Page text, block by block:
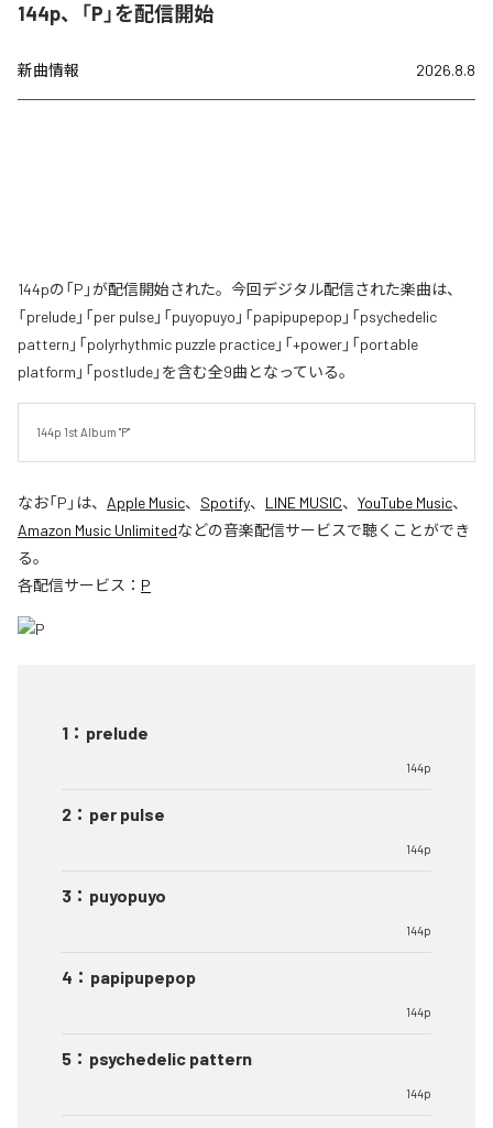
144p、「P」を配信開始
新曲情報 2026.8.8
144pの「P」が配信開始された。今回デジタル配信された楽曲は、
「prelude」「per pulse」「puyopuyo」「papipupepop」「psychedelic
pattern」「polyrhythmic puzzle practice」「+power」「portable
platform」「postlude」を含む全9曲となっている。
144p 1st Album "P"
なお「P 」は、 Apple Music、 Spotify、 LINE MUSIC、 YouTube Music、
Amazon Music Unlimitedなどの音楽配信サービスで聴くことができ
る。
各配信サービス： P
1 ： prelude
144p
2 ： per pulse
144p
3 ： puyopuyo
144p
4 ： papipupepop
144p
5 ： psychedelic pattern
144p